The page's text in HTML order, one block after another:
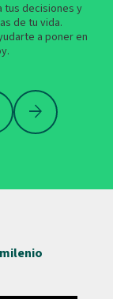
tus decisiones y
de tu vida.
a poner en
arrow_forward